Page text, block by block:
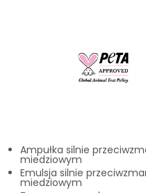
Ampułka silnie
miedziowym
Emulsja silnie
miedziowym